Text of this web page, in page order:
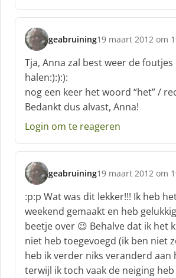
f
geabruining
s
c
h
r
e
e
:
19 maart 2012 om
Tja, Anna zal best weer de
halen:):):):
nog een keer het woord “het” /
Bedankt dus alvast, Anna!
Login om te reageren
geabruining
s
h
r
e
e
f
:
19 maart 2012 om
:p:p Wat was dit lekker!!! Ik heb
weekend gemaakt en heb
beetje over 😉 Behalve dat ik het
niet heb toegevoegd (ik ben niet
heb ik verder niks veranderd aan
terwijl ik toch vaak de neiging